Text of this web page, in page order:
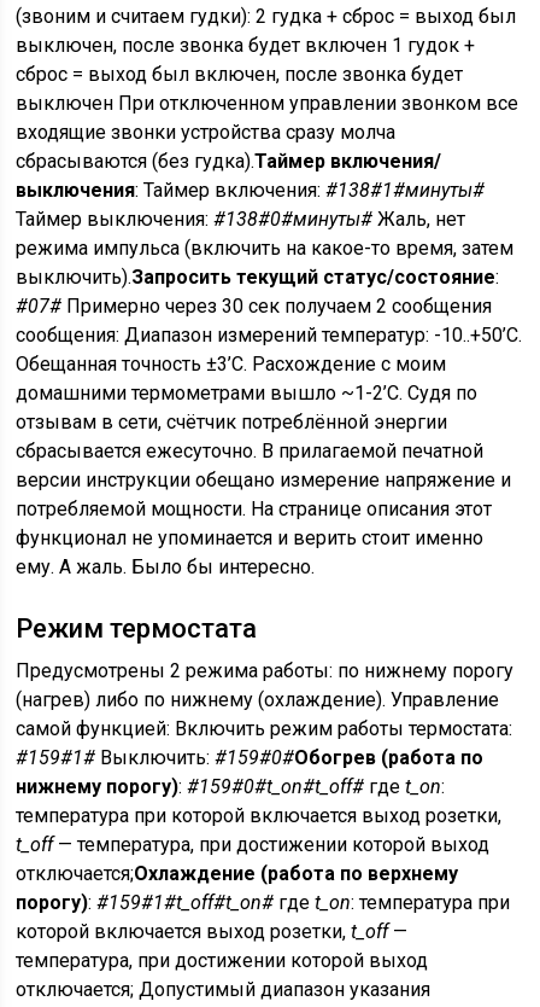
(звоним и считаем гудки): 2 гудка + сброс = выход был
выключен, после звонка будет включен 1 гудок +
сброс = выход был включен, после звонка будет
выключен При отключенном управлении звонком все
входящие звонки устройства сразу молча
сбрасываются (без гудка).Таймер включения/
выключения: Таймер включения:#138#1#минуты#
Таймер выключения:#138#0#минуты# Жаль, нет
режима импульса (включить на какое-то время, затем
выключить).Запросить текущий статус/состояние:
#07# Примерно через 30 сек получаем 2 сообщения
сообщения: Диапазон измерений температур: -10..+50’C.
Обещанная точность ±3’C. Расхождение с моим
домашними термометрами вышло ~1-2’C. Судя по
отзывам в сети, счётчик потреблённой энергии
сбрасывается ежесуточно. В прилагаемой печатной
версии инструкции обещано измерение напряжение и
потребляемой мощности. На странице описания этот
функционал не упоминается и верить стоит именно
ему. А жаль. Было бы интересно.
Режим термостата
Предусмотрены 2 режима работы: по нижнему порогу
(нагрев) либо по нижнему (охлаждение). Управление
самой функцией: Включить режим работы термостата:
#159#1# Выключить:#159#0#Обогрев (работа по
нижнему порогу):#159#0#t_on#t_off# гдеt_on:
температура при которой включается выход розетки,
t_off— температура, при достижении которой выход
отключается;Охлаждение (работа по верхнему
порогу):#159#1#t_off#t_on# гдеt_on: температура при
которой включается выход розетки,t_off—
температура, при достижении которой выход
отключается; Допустимый диапазон указания